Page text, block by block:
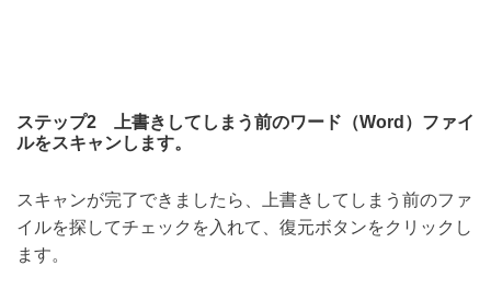
ステップ2 上書きしてしまう前のワード（Word）ファイ
ルをスキャンします。
スキャンが完了できましたら、上書きしてしまう前のファ
イルを探してチェックを入れて、復元ボタンをクリックし
ます。